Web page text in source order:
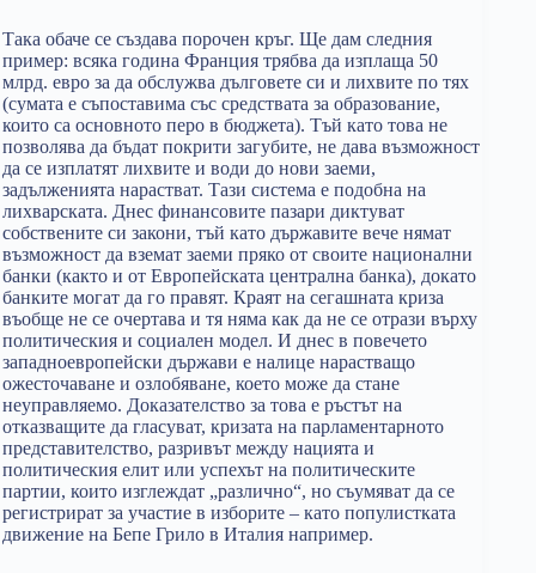
Така обаче се създава порочен кръг. Ще дам следния
пример: всяка година Франция трябва да изплаща 50
млрд. евро за да обслужва дълговете си и лихвите по тях
(сумата е съпоставима със средствата за образование,
които са основното перо в бюджета). Тъй като това не
позволява да бъдат покрити загубите, не дава възможност
да се изплатят лихвите и води до нови заеми,
задълженията нарастват. Тази система е подобна на
лихварската. Днес финансовите пазари диктуват
собствените си закони, тъй като държавите вече нямат
възможност да вземат заеми пряко от своите национални
банки (както и от Европейската централна банка), докато
банките могат да го правят. Краят на сегашната криза
въобще не се очертава и тя няма как да не се отрази върху
политическия и социален модел. И днес в повечето
западноевропейски държави е налице нарастващо
ожесточаване и озлобяване, което може да стане
неуправляемо. Доказателство за това е ръстът на
отказващите да гласуват, кризата на парламентарното
представителство, разривът между нацията и
политическия елит или успехът на политическите
партии, които изглеждат „различно“, но съумяват да се
регистрират за участие в изборите – като популистката
движение на Бепе Грило в Италия например.